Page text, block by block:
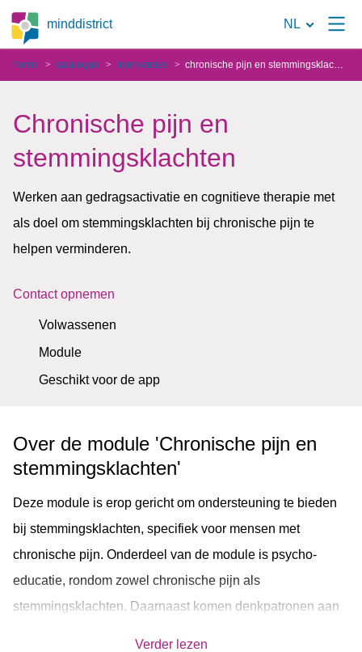
minddistrict
Naar
de
NL
home catalogus interventies chronische pijn en stemmingsklachten
Chronische pijn en
stemmingsklachten
Werken aan gedragsactivatie en cognitieve therapie met
als doel om stemmingsklachten bij chronische pijn te
helpen verminderen.
Contact opnemen
Volwassenen
Module
Geschikt voor de app
Over de module 'Chronische pijn en
stemmingsklachten'
Deze module is erop gericht om ondersteuning te bieden
bij stemmingsklachten, specifiek voor mensen met
chronische pijn. Onderdeel van de module is psycho-
educatie, rondom zowel chronische pijn als
stemmingsklachten. Daarnaast komen denkpatronen aan
Verder lezen